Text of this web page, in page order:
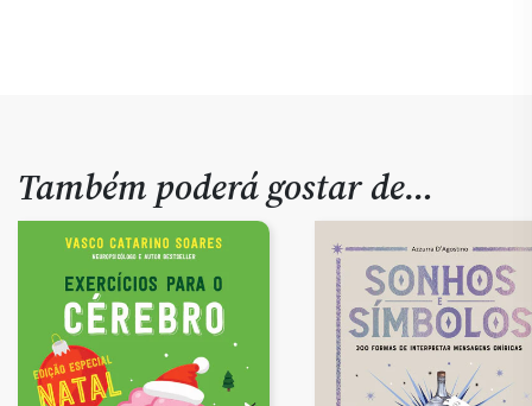
Também poderá gostar de…